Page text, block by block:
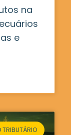
na
e
TRIBUTÁRIO